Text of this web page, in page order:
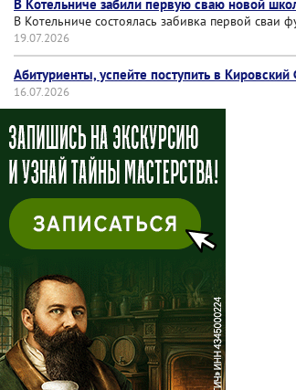
В Котельниче забили первую сваю новой
В Котельниче состоялась забивка первой
19.07.2026
Абитуриенты, успейте поступить в
16.07.2026